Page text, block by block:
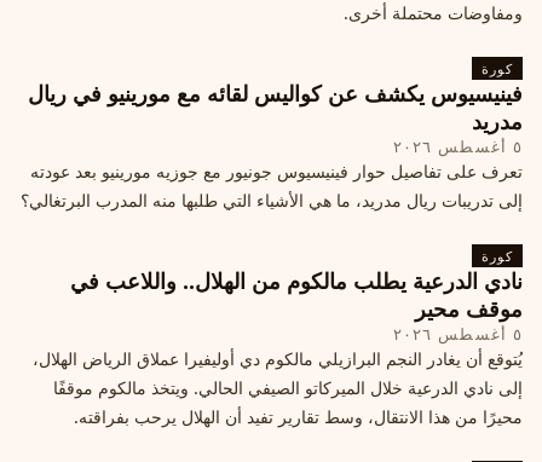
ومفاوضات محتملة أخرى.
كورة
فينيسيوس يكشف عن كواليس لقائه مع مورينيو في ريال
مدريد
٥ أغسطس ٢٠٢٦
تعرف على تفاصيل حوار فينيسيوس جونيور مع جوزيه مورينيو بعد عودته
إلى تدريبات ريال مدريد، ما هي الأشياء التي طلبها منه المدرب البرتغالي؟
كورة
نادي الدرعية يطلب مالكوم من الهلال.. واللاعب في
موقف محير
٥ أغسطس ٢٠٢٦
يُتوقع أن يغادر النجم البرازيلي مالكوم دي أوليفيرا عملاق الرياض الهلال،
إلى نادي الدرعية خلال الميركاتو الصيفي الحالي. ويتخذ مالكوم موقفًا
محيرًا من هذا الانتقال، وسط تقارير تفيد أن الهلال يرحب بفراقته.